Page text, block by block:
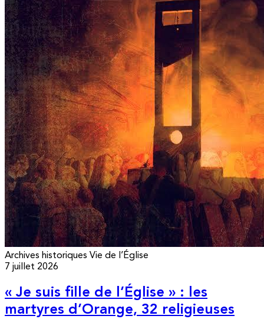
Archives historiques Vie de l’Église
7 juillet 2026
« Je suis fille de l’Église » : les
martyres d’Orange, 32 religieuses